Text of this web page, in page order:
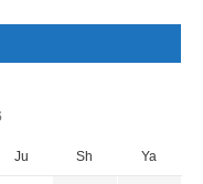
Ju Sh Ya